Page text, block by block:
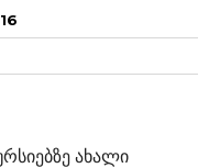
ახალი